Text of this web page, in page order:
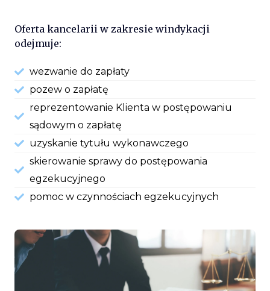
Oferta kancelarii w zakresie windykacji
odejmuje:
wezwanie do zapłaty
pozew o zapłatę
reprezentowanie Klienta w postępowaniu
sądowym o zapłatę
uzyskanie tytułu wykonawczego
skierowanie sprawy do postępowania
egzekucyjnego
pomoc w czynnościach egzekucyjnych